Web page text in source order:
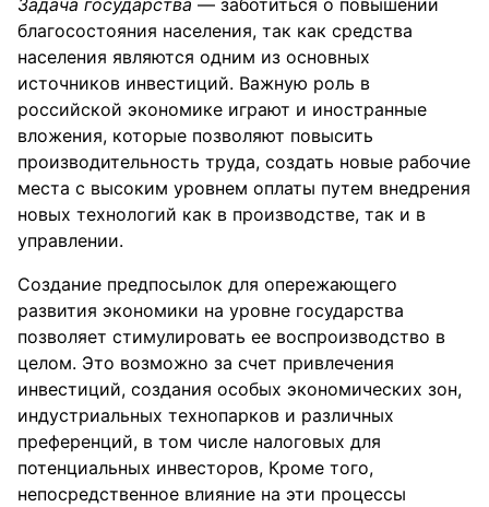
Задача государства — заботиться о повышении
благосостояния населения, так как средства
населения являются одним из основных
источников инвестиций. Важную роль в
российской экономике играют и иностранные
вложения, которые позволяют повысить
производительность труда, создать новые рабочие
места с высоким уровнем оплаты путем внедрения
новых технологий как в производстве, так и в
управлении.
Создание предпосылок для опережающего
развития экономики на уровне государства
позволяет стимулировать ее воспроизводство в
целом. Это возможно за счет привлечения
инвестиций, создания особых экономических зон,
индустриальных технопарков и различных
преференций, в том числе налоговых для
потенциальных инвесторов, Кроме того,
непосредственное влияние на эти процессы